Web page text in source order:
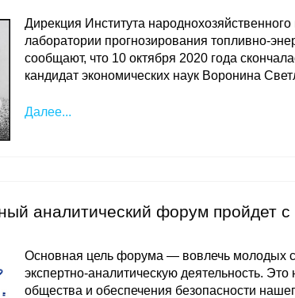
Дирекция Института
лаборатории прогнозирования топливно-
сообщают, что 10 октября 2020 года
кандидат экономических наук Воронина
Далее...
аналитический форум пройдет с
Основная цель форума — вовлечь молодых
экспертно-аналитическую деятельность.
общества и обеспечения безопасности